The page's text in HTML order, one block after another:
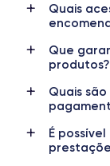
4 GB
Nome do
Apple A14 Bionic
Nome da GPU
GPU 4-Core
Câmara
Quais
Que
produtos?
Quais
É